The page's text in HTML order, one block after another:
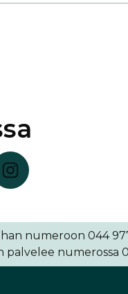
YouTubessa
Surunauha Instagramissa
numeroon 044
numerossa